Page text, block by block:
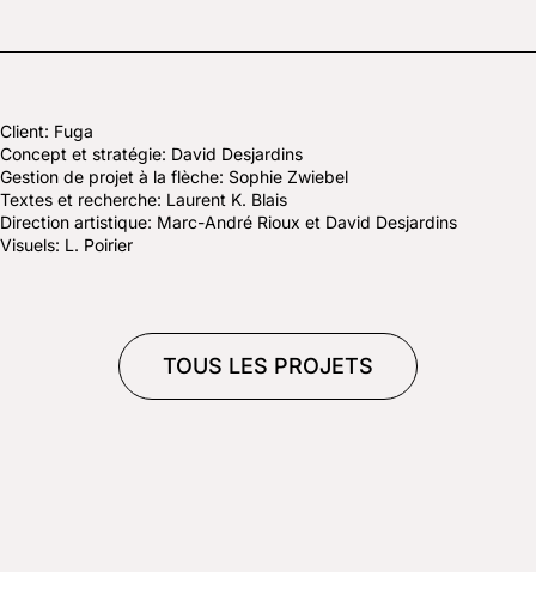
Client: Fuga
Concept et stratégie: David Desjardins
Gestion de projet à la flèche: Sophie Zwiebel
Textes et recherche: Laurent K. Blais
Direction artistique: Marc-André Rioux et David Desjardins
Visuels: L. Poirier
TOUS LES PROJETS